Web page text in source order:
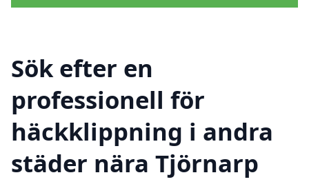
Sök efter en
professionell för
häckklippning i andra
städer nära Tjörnarp